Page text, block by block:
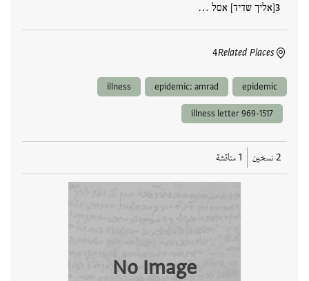
[אליך שדיד] אסל …
Related Places
4
epidemic
epidemic: amrad
illness
illness letter 969-1517
2 نسخين 1 مناقشة
No Image